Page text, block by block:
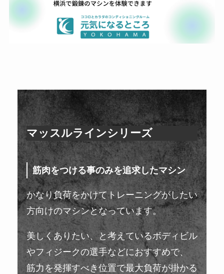
マッスルラインシリーズ
筋肉をつける事のみを追求したマシン
かなり負荷をかけてトレーニングがしたい
方向けのマシンとなっています。
美しくありたい、と考えているボディビル
やフィジークの選手などにおすすめで、
筋力を発揮すべき位置で最大負荷が掛かる